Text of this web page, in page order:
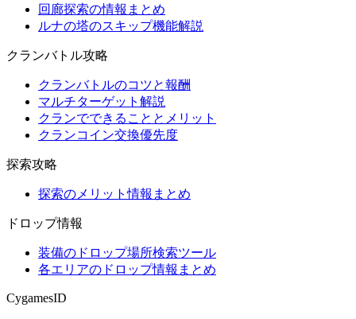
回廊探索の情報まとめ
ルナの塔のスキップ機能解説
クランバトル攻略
クランバトルのコツと報酬
マルチターゲット解説
クランでできることとメリット
クランコイン交換優先度
探索攻略
探索のメリット情報まとめ
ドロップ情報
装備のドロップ場所検索ツール
各エリアのドロップ情報まとめ
CygamesID